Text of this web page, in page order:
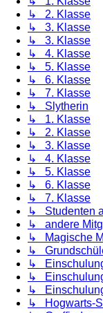
↳ 2. Klasse
↳ 3. Klasse
↳ 3. Klasse
↳ 4. Klasse
↳ 5. Klasse
↳ 6. Klasse
↳ 7. Klasse
↳ Slytherin
↳ 1. Klasse
↳ 2. Klasse
↳ 3. Klasse
↳ 4. Klasse
↳ 5. Klasse
↳ 6. Klasse
↳ 7. Klasse
↳ Studenten
↳ andere
↳ Magische
↳
↳
↳
↳
↳ Hogwarts-